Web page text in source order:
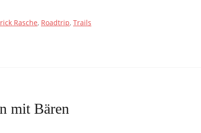
Rasche, Roadtrip, Trails
mit Bären